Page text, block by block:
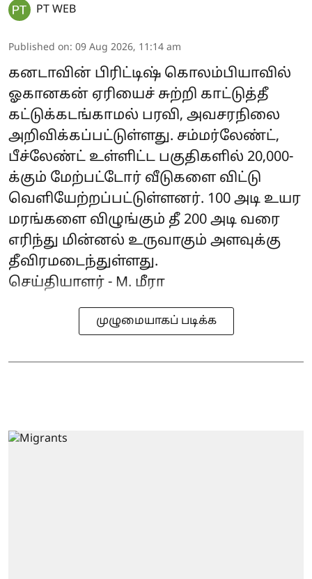
PT WEB
Published on: 09 Aug 2026, 11:14 am
கனடாவின் பிரிட்டிஷ் கொலம்பியாவில்
ஓகானகன் ஏரியைச் சுற்றி காட்டுத்தீ
கட்டுக்கடங்காமல் பரவி, அவசரநிலை
அறிவிக்கப்பட்டுள்ளது. சம்மர்லேண்ட்,
பீச்லேண்ட் உள்ளிட்ட பகுதிகளில் 20,000-
க்கும் மேற்பட்டோர் வீடுகளை விட்டு
வெளியேற்றப்பட்டுள்ளனர். 100 அடி உயர
மரங்களை விழுங்கும் தீ 200 அடி வரை
எரிந்து மின்னல் உருவாகும் அளவுக்கு
தீவிரமடைந்துள்ளது.
செய்தியாளர் - M. மீரா
முழுமையாகப் படிக்க